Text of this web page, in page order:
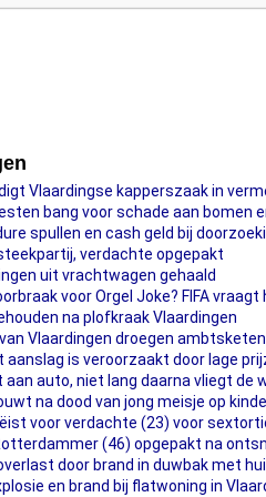
Vlaardingse kapperszaak in
bang voor schade aan bomen
spullen en cash geld bij
verdachte opgepakt
uit vrachtwagen gehaald
voor Orgel Joke? FIFA
na plofkraak Vlaardingen
Vlaardingen droegen
aanslag is veroorzaakt door lage
aan auto, niet lang daarna vliegt de
na dood van jong meisje op
voor verdachte (23) voor
(46) opgepakt na
door brand in duwbak met
en brand bij flatwoning in